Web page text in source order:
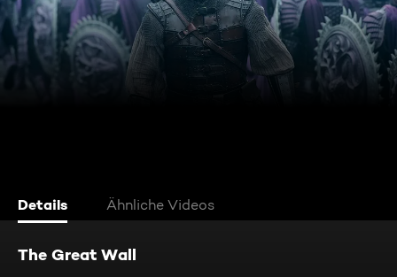
Details Ähnliche Videos
The Great Wall